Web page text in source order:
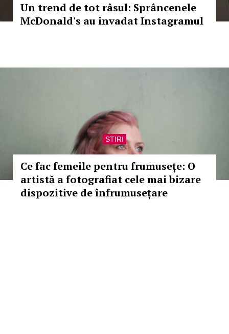
Un trend de tot râsul: Sprâncenele
McDonald's au invadat Instagramul
STIRI
Ce fac femeile pentru frumusețe: O
artistă a fotografiat cele mai bizare
dispozitive de înfrumusețare